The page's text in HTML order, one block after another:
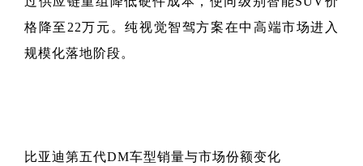
格降至22万元。纯视觉智驾方案在中高端市场进入
规模化落地阶段。
比亚迪第五代DM车型销量与市场份额变化